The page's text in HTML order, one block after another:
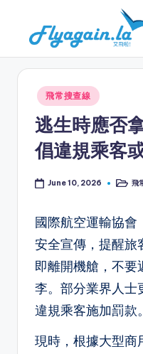
飛
Posted
in
飛常搜查線
逃生時應否
倡違規乘客
June 10, 2026
Posted
飛
國際航空運輸協會
安全宣傳，提醒旅
即離開機艙，不要
李。部分業界人士
違規乘客施加罰款。
現時，根據大型商